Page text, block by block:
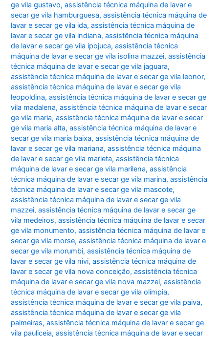
ge vila gustavo,assistência técnica máquina de lavar e
secar ge vila hamburguesa,assistência técnica máquina de
lavar e secar ge vila ida,assistência técnica máquina de
lavar e secar ge vila indiana,assistência técnica máquina
de lavar e secar ge vila ipojuca,assistência técnica
máquina de lavar e secar ge vila isolina mazzei,assistência
técnica máquina de lavar e secar ge vila jaguara,
assistência técnica máquina de lavar e secar ge vila leonor,
assistência técnica máquina de lavar e secar ge vila
leopoldina,assistência técnica máquina de lavar e secar ge
vila madalena,assistência técnica máquina de lavar e secar
ge vila maria,assistência técnica máquina de lavar e secar
ge vila maria alta,assistência técnica máquina de lavar e
secar ge vila maria baixa,assistência técnica máquina de
lavar e secar ge vila mariana,assistência técnica máquina
de lavar e secar ge vila marieta,assistência técnica
máquina de lavar e secar ge vila marilena,assistência
técnica máquina de lavar e secar ge vila marina,assistência
técnica máquina de lavar e secar ge vila mascote,
assistência técnica máquina de lavar e secar ge vila
mazzei,assistência técnica máquina de lavar e secar ge
vila medeiros,assistência técnica máquina de lavar e secar
ge vila monumento,assistência técnica máquina de lavar e
secar ge vila morse,assistência técnica máquina de lavar e
secar ge vila morumbi,assistência técnica máquina de
lavar e secar ge vila nivi,assistência técnica máquina de
lavar e secar ge vila nova conceição,assistência técnica
máquina de lavar e secar ge vila nova mazzei,assistência
técnica máquina de lavar e secar ge vila olímpia,
assistência técnica máquina de lavar e secar ge vila paiva,
assistência técnica máquina de lavar e secar ge vila
palmeiras,assistência técnica máquina de lavar e secar ge
vila pauliceia,assistência técnica máquina de lavar e secar